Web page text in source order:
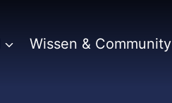
Wissen & Community